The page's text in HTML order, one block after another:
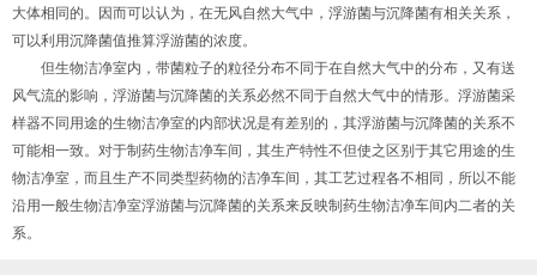
大体相同的。因而可以认为，在无风自然大气中，浮游菌与沉降菌有相关关系，
可以利用沉降菌值推算浮游菌的浓度。
但生物洁净室内，带菌粒子的粒径分布不同于在自然大气中的分布，又有送
风气流的影响，浮游菌与沉降菌的关系必然不同于自然大气中的情形。浮游菌采
样器不同用途的生物洁净室的内部状况是有差别的，其浮游菌与沉降菌的关系不
可能相一致。对于制药生物洁净车间，其生产特性不但使之区别于其它用途的生
物洁净室，而且生产不同类型药物的洁净车间，其工艺过程各不相同，所以不能
沿用一般生物洁净室浮游菌与沉降菌的关系来反映制药生物洁净车间内二者的关
系。